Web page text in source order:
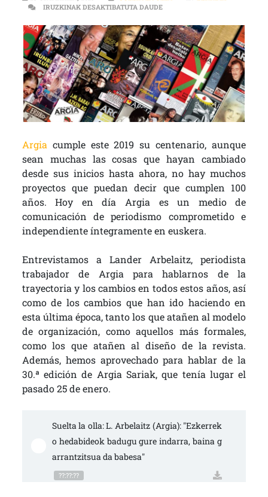
IRUZKINAK DESAKTIBATUTA DAUDEL. ARBELAITZ (ARGIA):
Argia cumple este 2019 su centenario, aunque
sean muchas las cosas que hayan cambiado
desde sus inicios hasta ahora, no hay muchos
proyectos que puedan decir que cumplen 100
años. Hoy en día Argia es un medio de
comunicación de periodismo comprometido e
independiente íntegramente en euskera.
Entrevistamos a Lander Arbelaitz, periodista
trabajador de Argia para hablarnos de la
trayectoria y los cambios en todos estos años, así
como de los cambios que han ido haciendo en
esta última época, tanto los que atañen al modelo
de organización, como aquellos más formales,
como los que atañen al diseño de la revista.
Además, hemos aprovechado para hablar de la
30.ª edición de Argia Sariak, que tenía lugar el
pasado 25 de enero.
Suelta la olla: L. Arbelaitz (Argia): "Ezkerrek
o hedabideok badugu gure indarra, baina g
arrantzitsua da babesa"
??:??:??